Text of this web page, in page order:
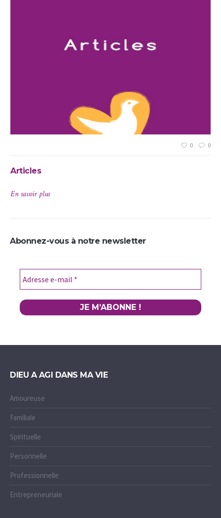
0 0
Articles
En savoir plus
Abonnez-vous à notre newsletter
DIEU A AGI DANS MA VIE
Amoureuse
Familiale
Spirituelle
Personnelle
Professionnelle
Entrepreneuriale